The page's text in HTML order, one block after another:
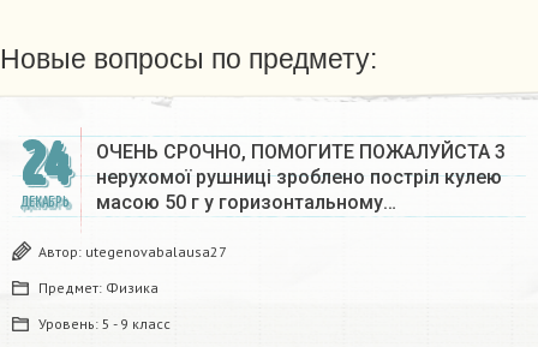
Новые вопросы по предмету:
24
ДЕКАБРЬ
ОЧЕНЬ СРОЧНО, ПОМОГИТЕ ПОЖАЛУЙСТА 3
нерухомої рушниці зроблено постріл кулею
масою 50 г у горизонтальному…
Автор: utegenovabalausa27
Предмет: Физика
Уровень: 5 - 9 класс